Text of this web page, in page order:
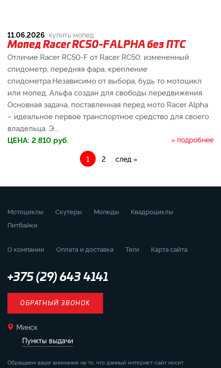
11.06.2026 купить мопед
Мопед Racer RC50-F ALPHA без ПТС
Отличие Racer RC50-F от Racer RC50: измененный
спидометр, передняя фара, крепление
спидометра.Независимо от выбора, будь то мотоцикл
или мопед, Альфа создан для свободы передвижения.
Основная задача, поставленная перед мото Racer Alpha
– идеальное первое транспортное средство для своего
владельца. Э...
ЦЕНА: 2 810 руб. » подробнее
1 2 след »
Мотоциклы Скутеры Мопеды
Квадроциклы
Питбайки
О компании Оплата и доставка Теги Карта сайта
+375 (29) 643 4141
ОБРАТНЫЙ ЗВОНОК
Минск
Пункты выдачи
Обращаем ваше внимание на то, что данный интернет-сайт носит